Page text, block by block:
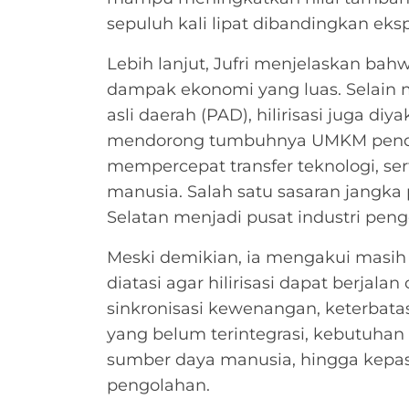
sepuluh kali lipat dibandingkan
Lebih lanjut, Jufri menjelaskan
dampak ekonomi yang luas.
asli daerah (PAD), hilirisasi juga
mendorong tumbuhnya UMKM
mempercepat transfer teknologi,
manusia. Salah satu sasaran
Selatan menjadi pusat industri
Meski demikian, ia mengakui
diatasi agar hilirisasi dapat
sinkronisasi kewenangan,
yang belum terintegrasi,
sumber daya manusia, hingga
pengolahan.